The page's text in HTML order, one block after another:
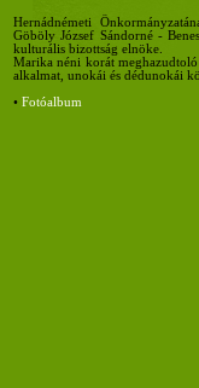
Hernádnémeti
Göböly József Sándorné -
kulturális bizottság elnöke.
Marika néni korát
alkalmat, unokái és dédunokái
• Fotóalbum